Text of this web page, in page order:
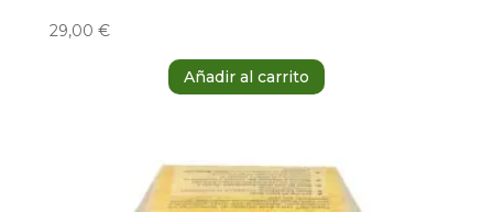
29,00 €
Añadir al carrito